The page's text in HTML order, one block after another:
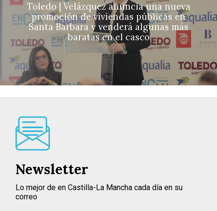
Toledo | Velázquez anuncia una nueva
promoción de viviendas públicas en
Santa Barbara y venderá algunas más
baratas en el casco
Newsletter
Lo mejor de en Castilla-La Mancha cada día en su
correo